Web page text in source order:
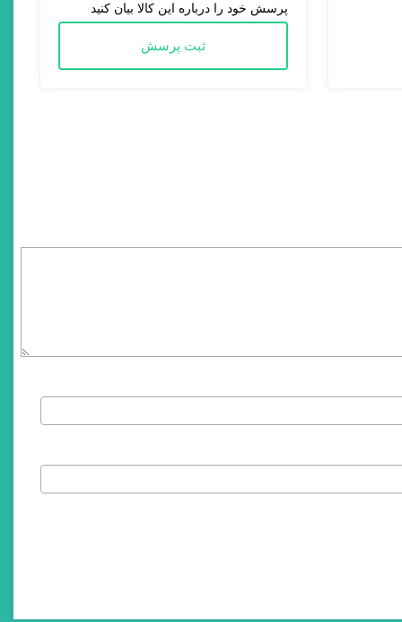
پرسش خود را درباره این کالا بیان کنید
ثبت پرسش